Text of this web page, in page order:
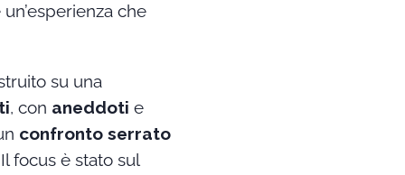
che
su una
, con aneddoti e
confronto serrato
focus è stato sul